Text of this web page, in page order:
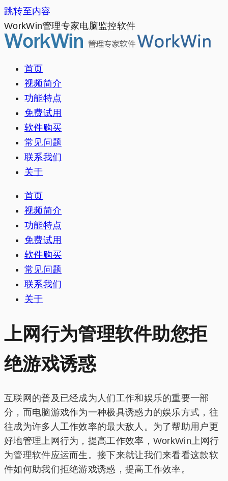
跳转至内容
WorkWin管理专家电脑监控软件
首页
视频简介
功能特点
免费试用
软件购买
常见问题
联系我们
关于
首页
视频简介
功能特点
免费试用
软件购买
常见问题
联系我们
关于
上网行为管理软件助您拒
绝游戏诱惑
互联网的普及已经成为人们工作和娱乐的重要一部
分，而电脑游戏作为一种极具诱惑力的娱乐方式，往
往成为许多人工作效率的最大敌人。为了帮助用户更
好地管理上网行为，提高工作效率，WorkWin上网行
为管理软件应运而生。接下来就让我们来看看这款软
件如何助我们拒绝游戏诱惑，提高工作效率。